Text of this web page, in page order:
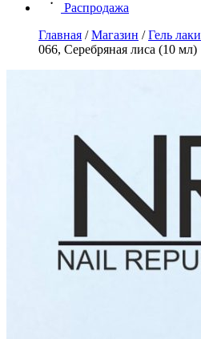
Распродажа
Главная /Магазин /Гель лаки
066, Серебряная лиса (10 мл)